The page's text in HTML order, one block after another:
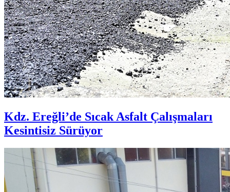
Kdz. Ereğli’de Sıcak Asfalt Çalışmaları
Kesintisiz Sürüyor